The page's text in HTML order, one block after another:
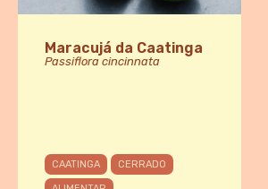
Maracujá da Caatinga
Passiflora cincinnata
CAATINGA CERRADO